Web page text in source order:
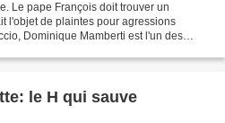
Le pape François doit trouver un
l'objet de plaintes pour agressions
Dominique Mamberti est l'un des
le H qui sauve